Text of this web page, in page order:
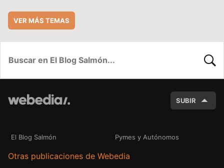
VER MÁS TEMAS
SUBIR
El Blog Salmón Pymes y Autónomos
Otras publicaciones de Webedia